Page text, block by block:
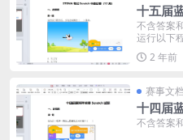
十五届
不含答案
运行以下
2 年前
赛事文档
十四届
不含答案